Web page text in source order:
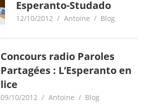
Esperanto-Studado
12/10/2012 Antoine Blog
Concours radio Paroles
Partagées : L’Esperanto en
lice
09/10/2012 Antoine Blog